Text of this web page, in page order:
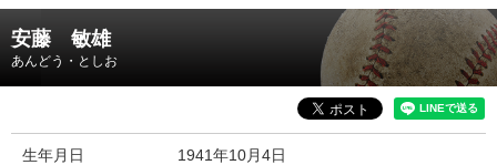
安藤 敏雄
あんどう・としお
生年月日 1941年10月4日